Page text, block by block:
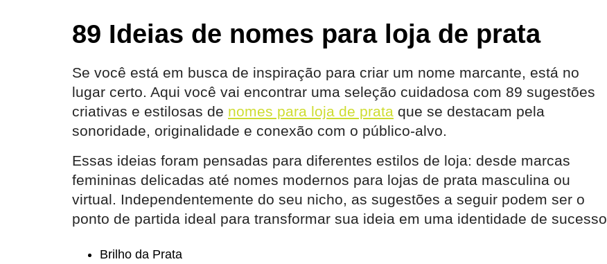
89 Ideias de nomes para loja de prata
Se você está em busca de inspiração para criar um nome marcante, está no
lugar certo. Aqui você vai encontrar uma seleção cuidadosa com 89 sugestões
criativas e estilosas de nomes para loja de prata que se destacam pela
sonoridade, originalidade e conexão com o público-alvo.
Essas ideias foram pensadas para diferentes estilos de loja: desde marcas
femininas delicadas até nomes modernos para lojas de prata masculina ou
virtual. Independentemente do seu nicho, as sugestões a seguir podem ser o
ponto de partida ideal para transformar sua ideia em uma identidade de sucesso.
Brilho da Prata